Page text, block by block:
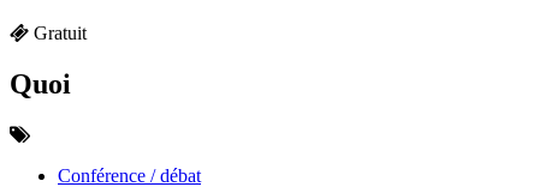
Gratuit
Quoi
Conférence / débat